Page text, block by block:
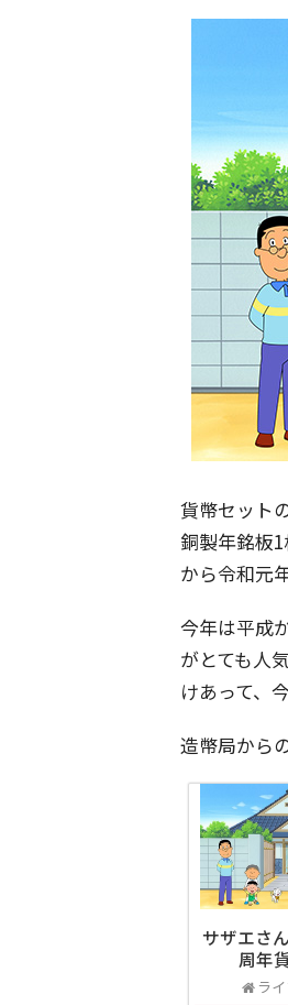
貨幣セット
銅製年銘板
から令和元
今年は平成
がとても人
けあって、
造幣局から
サザエさ
周年
ラ